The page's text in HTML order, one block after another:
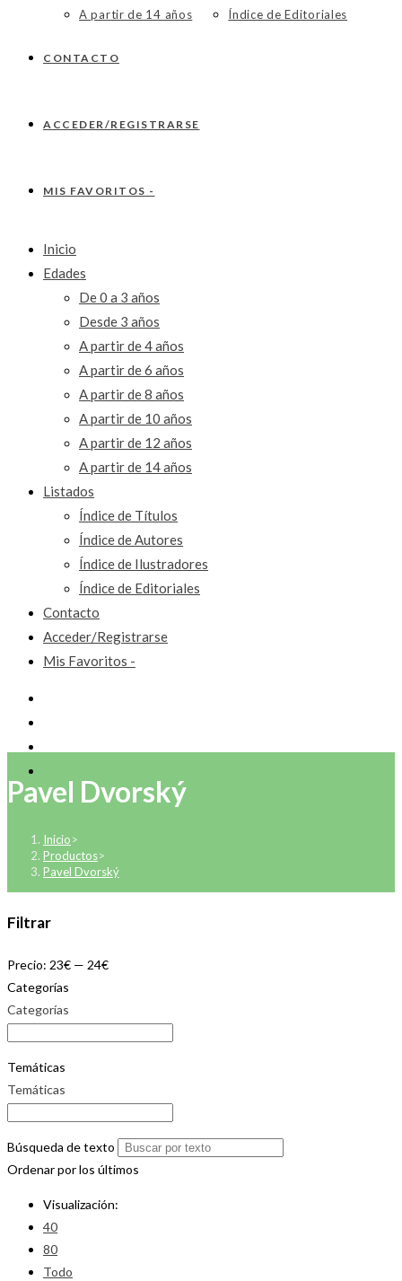
A partir de 14 años
Índice de Editoriales
CONTACTO
ACCEDER/REGISTRARSE
MIS FAVORITOS -
Inicio
Edades
De 0 a 3 años
Desde 3 años
A partir de 4 años
A partir de 6 años
A partir de 8 años
A partir de 10 años
A partir de 12 años
A partir de 14 años
Listados
Índice de Títulos
Índice de Autores
Índice de Ilustradores
Índice de Editoriales
Contacto
Acceder/Registrarse
Mis Favoritos -
Pavel Dvorský
Inicio>
Productos>
Pavel Dvorský
Filtrar
Precio: 23€ — 24€
Categorías
Categorías
Temáticas
Temáticas
Búsqueda de texto
Ordenar por los últimos
Visualización:
40
80
Todo